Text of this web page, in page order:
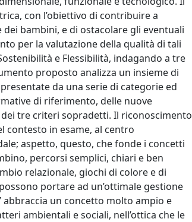
con l’obiettivo di contribuire a
bambini, e di ostacolare gli eventuali
per la valutazione della qualità di tali
e Flessibilità, indagando a tre
proposto analizza un insieme di
da una serie di categorie ed
di riferimento, delle nuove
tre criteri sopradetti. Il riconoscimento
contesto in esame, al centro
aspetto, questo, che fonde i concetti
percorsi semplici, chiari e ben
relazionale, giochi di colore e di
portare ad un’ottimale gestione
abbraccia un concetto molto ampio e
ambientali e sociali, nell’ottica che le